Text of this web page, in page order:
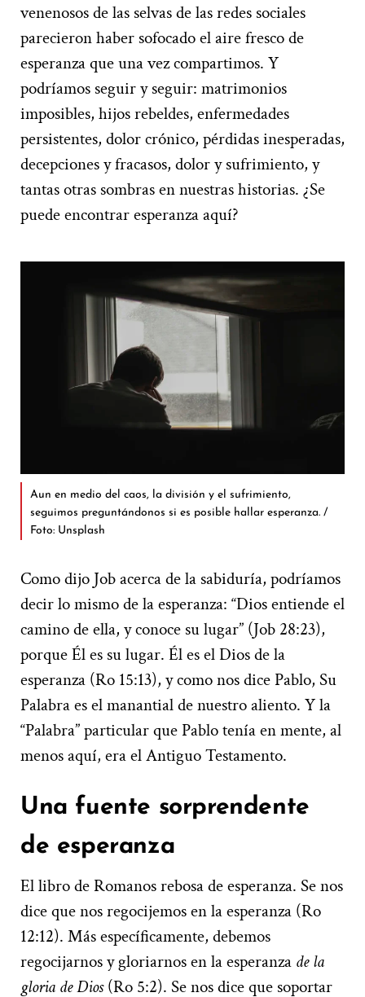
venenosos de las selvas de las redes sociales
parecieron haber sofocado el aire fresco de
esperanza que una vez compartimos. Y
podríamos seguir y seguir: matrimonios
imposibles, hijos rebeldes, enfermedades
persistentes, dolor crónico, pérdidas inesperadas,
decepciones y fracasos, dolor y sufrimiento, y
tantas otras sombras en nuestras historias. ¿Se
puede encontrar esperanza aquí?
Aun en medio del caos, la división y el sufrimiento,
seguimos preguntándonos si es posible hallar esperanza. /
Foto: Unsplash
Como dijo Job acerca de la sabiduría, podríamos
decir lo mismo de la esperanza: “Dios entiende el
camino de ella, y conoce su lugar” (Job 28:23),
porque Él es su lugar. Él es el Dios de la
esperanza (Ro 15:13), y como nos dice Pablo, Su
Palabra es el manantial de nuestro aliento. Y la
“Palabra” particular que Pablo tenía en mente, al
menos aquí, era el Antiguo Testamento.
Una fuente sorprendente
de esperanza
El libro de Romanos rebosa de esperanza. Se nos
dice que nos regocijemos en la esperanza (Ro
12:12). Más específicamente, debemos
regocijarnos y gloriarnos en la esperanza de la
gloria de Dios(Ro 5:2). Se nos dice que soportar